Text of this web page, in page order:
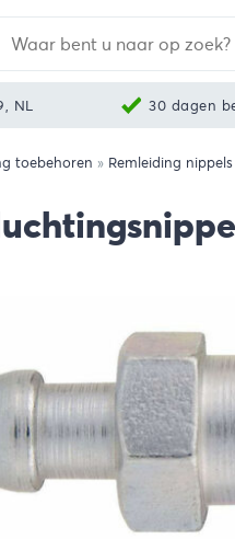
NL 30 dagen
toebehoren » Remleiding